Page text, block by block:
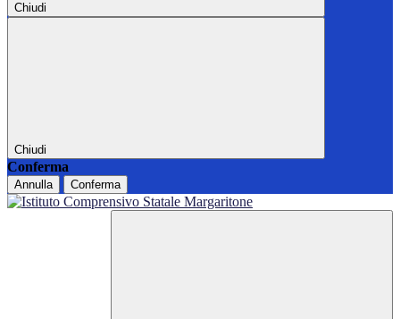
Chiudi
Chiudi
Conferma
Annulla Conferma